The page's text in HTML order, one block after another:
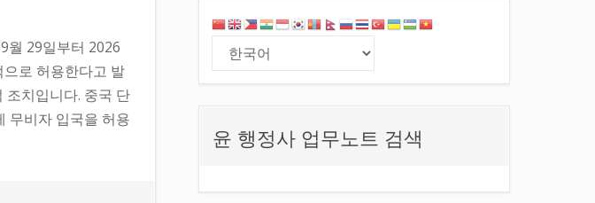
월 29일부터 2026
로 허용한다고 발
조치입니다. 중국 단
무비자 입국을 허용
윤 행정사 업무노트 검색